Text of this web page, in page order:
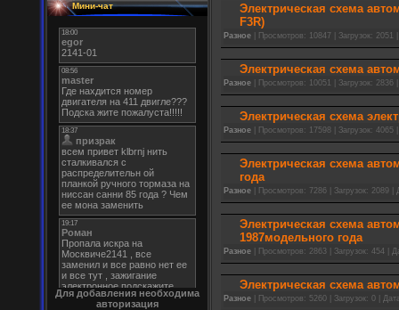
Мини-чат
Для добавления необходима
авторизация
Электрическая схема
F3R)
Разное | Просмотров: 10847 | Загрузок: 2051
Электрическая схема
Разное | Просмотров: 10051 | Загрузок: 2836
Электрическая схема
Разное | Просмотров: 17598 | Загрузок: 4065
Электрическая схема
года
Разное | Просмотров: 7286 | Загрузок: 2089 |
Электрическая схема
1987модельного года
Разное | Просмотров: 2863 | Загрузок: 454 |
Электрическая схема
Разное | Просмотров: 5260 | Загрузок: 0 |